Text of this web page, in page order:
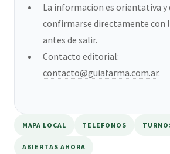
La informacion es orientativa y
confirmarse directamente con
antes de salir.
Contacto editorial:
contacto@guiafarma.com.ar.
MAPA LOCAL TELEFONOS
ABIERTAS AHORA